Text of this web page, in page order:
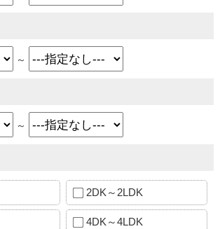
～
～
2DK～2LDK
4DK～4LDK